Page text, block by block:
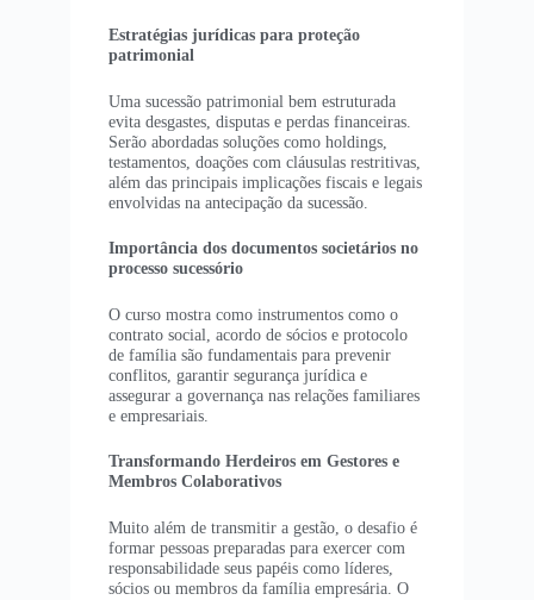
Estratégias jurídicas para proteção
patrimonial
Uma sucessão patrimonial bem estruturada
evita desgastes, disputas e perdas financeiras.
Serão abordadas soluções como holdings,
testamentos, doações com cláusulas restritivas,
além das principais implicações fiscais e legais
envolvidas na antecipação da sucessão.
Importância dos documentos societários no
processo sucessório
O curso mostra como instrumentos como o
contrato social, acordo de sócios e protocolo
de família são fundamentais para prevenir
conflitos, garantir segurança jurídica e
assegurar a governança nas relações familiares
e empresariais.
Transformando Herdeiros em Gestores e
Membros Colaborativos
Muito além de transmitir a gestão, o desafio é
formar pessoas preparadas para exercer com
responsabilidade seus papéis como líderes,
sócios ou membros da família empresária. O